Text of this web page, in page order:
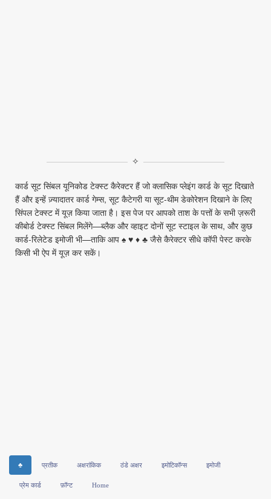
✧
कार्ड सूट सिंबल यूनिकोड टेक्स्ट कैरेक्टर हैं जो क्लासिक प्लेइंग कार्ड के सूट दिखाते
हैं और इन्हें ज़्यादातर कार्ड गेम्स, सूट कैटेगरी या सूट‑थीम डेकोरेशन दिखाने के लिए
सिंपल टेक्स्ट में यूज़ किया जाता है। इस पेज पर आपको ताश के पत्तों के सभी ज़रूरी
कीबोर्ड टेक्स्ट सिंबल मिलेंगे—ब्लैक और व्हाइट दोनों सूट स्टाइल के साथ, और कुछ
कार्ड‑रिलेटेड इमोजी भी—ताकि आप ♠ ♥ ♦ ♣ जैसे कैरेक्टर सीधे कॉपी पेस्ट करके
किसी भी ऐप में यूज़ कर सकें।
♣ प्रतीक अक्षरांकिक ठंडे अक्षर इमोटिकॉन्स इमोजी
प्रेम कार्ड फ़ॉन्ट Home